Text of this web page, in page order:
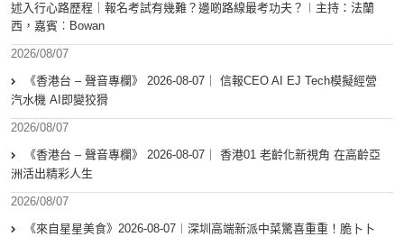
述入行心路歷程｜報名考試有幾難？邊啲路線最考功夫？︱主持：法蘭
西，嘉賓︰Bowan
2026/08/07
《香港台 – 聲音專欄》 2026-08-07｜ 信報CEO AI EJ Tech模擬經營
汽水機 AI即變狡猾
2026/08/07
《香港台 – 聲音專欄》 2026-08-07｜ 香港01 老齡化新視角 在高齡亞
洲活出精彩人生
2026/08/07
《來自星星美食》2026-08-07︱深圳高端新派中菜驚喜重重！脆卜卜